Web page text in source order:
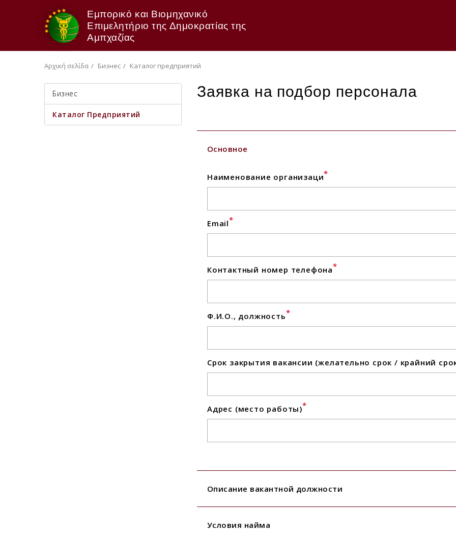
Εμπορικό και Βιομηχανικό
Επιμελητήριο της Δημοκρατίας της
Αμπχαζίας
Αρχική σελίδα Бизнес Каталог предприятий
Бизнес
Каталог Предприятий
Заявка на подбор персонала
Основное
Наименование организаци*
Email*
Контактный номер телефона*
Ф.И.О., должность*
Срок закрытия вакансии (желательно срок / крайний
Адрес (место работы)*
Описание вакантной должности
Условия найма